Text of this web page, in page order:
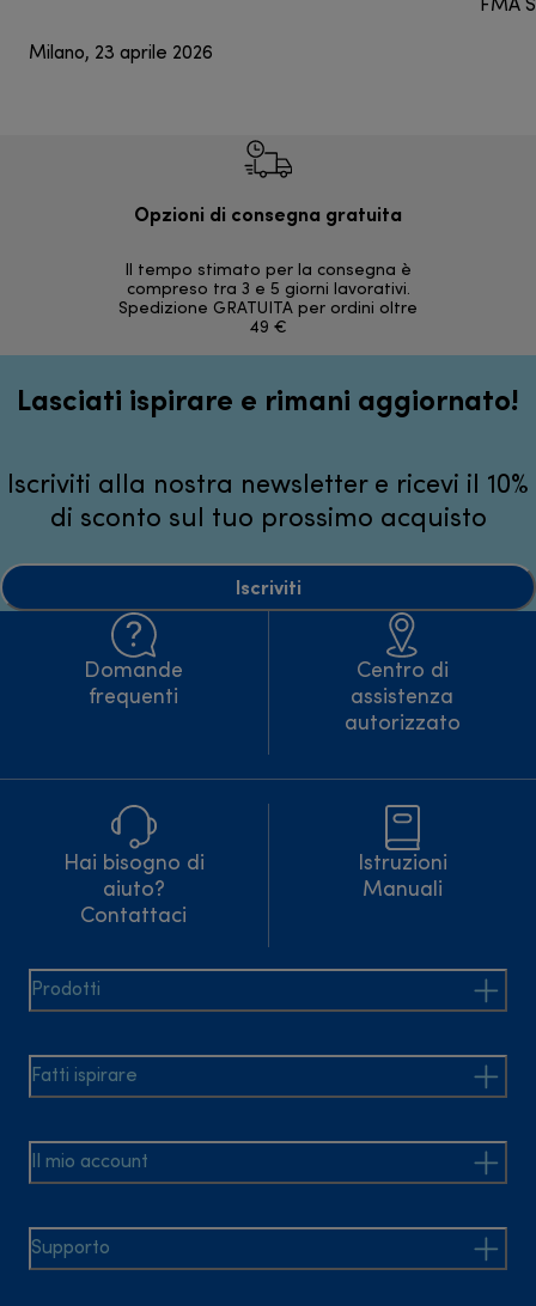
FMA
Milano, 23 aprile 2026
Opzioni di consegna gratuita
Il tempo stimato per la consegna è
compreso tra 3 e 5 giorni lavorativi.
Spedizione GRATUITA per ordini oltre
49 €
Lasciati ispirare e rimani aggiornato!
Iscriviti alla nostra newsletter e ricevi il 10%
di sconto sul tuo prossimo acquisto
Iscriviti
Domande
frequenti
Centro di
assistenza
autorizzato
Hai bisogno di
aiuto?
Contattaci
Istruzioni
Manuali
Prodotti
Fatti ispirare
Il mio account
Supporto